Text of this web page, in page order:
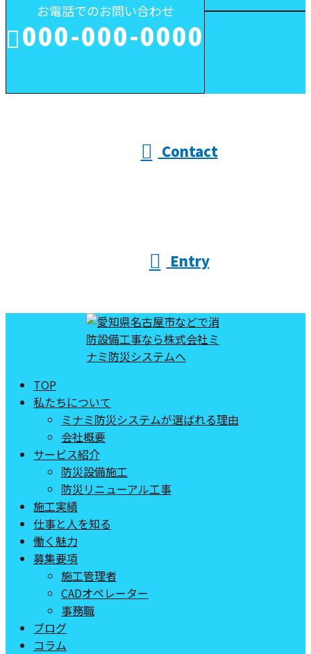
お電話でのお問い合わせ
000-000-0000
Contact
Entry
TOP
私たちについて
ミナミ防災システムが選ばれる理由
会社概要
サービス紹介
防災設備施工
防災リニューアル工事
施工実績
仕事と人を知る
働く魅力
募集要項
施工管理者
CADオペレーター
事務職
ブログ
コラム